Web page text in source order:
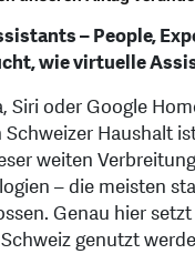
– People,
wie virtuelle
Siri oder Google
Haushalt
weiten
– die meisten
Genau hier
genutzt